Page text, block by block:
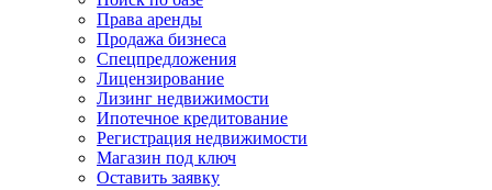
Права аренды
Продажа бизнеса
Спецпредложения
Лицензирование
Лизинг недвижимости
Ипотечное кредитование
Регистрация недвижимости
Магазин под ключ
Оставить заявку